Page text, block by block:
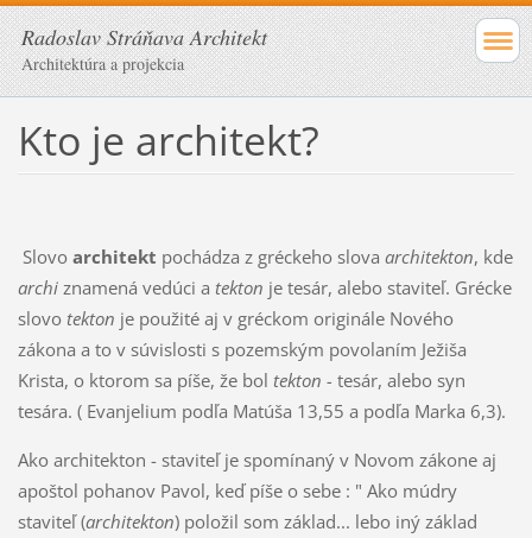
Radoslav Stráňava Architekt
Architektúra a projekcia
Kto je architekt?
Slovo architekt pochádza z gréckeho slova architekton, kde
archiznamená vedúci a tekton je tesár, alebo staviteľ. Grécke
slovo tekton je použité aj v gréckom originále Nového
zákona a to v súvislosti s pozemským povolaním Ježiša
Krista, o ktorom sa píše, že bol tekton - tesár, alebo syn
tesára. ( Evanjelium podľa Matúša 13,55 a podľa Marka 6,3).
Ako architekton - staviteľ je spomínaný v Novom zákone aj
apoštol pohanov Pavol, keď píše o sebe : " Ako múdry
staviteľ (architekton) položil som základ... lebo iný základ